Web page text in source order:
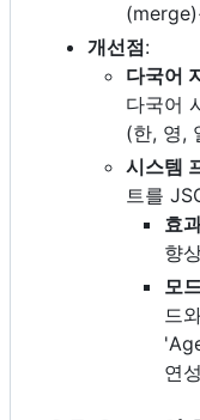
개선점:
다국어
다국어
(한, 영,
시스템
트를
효
향
모
드
연